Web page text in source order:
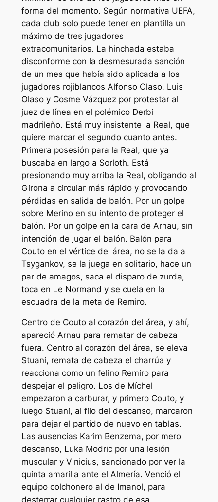
forma del momento. Según normativa UEFA,
cada club solo puede tener en plantilla un
máximo de tres jugadores
extracomunitarios. La hinchada estaba
disconforme con la desmesurada sanción
de un mes que había sido aplicada a los
jugadores rojiblancos Alfonso Olaso, Luis
Olaso y Cosme Vázquez por protestar al
juez de línea en el polémico Derbi
madrileño. Está muy insistente la Real, que
quiere marcar el segundo cuanto antes.
Primera posesión para la Real, que ya
buscaba en largo a Sorloth. Está
presionando muy arriba la Real, obligando al
Girona a circular más rápido y provocando
pérdidas en salida de balón. Por un golpe
sobre Merino en su intento de proteger el
balón. Por un golpe en la cara de Arnau, sin
intención de jugar el balón. Balón para
Couto en el vértice del área, no se la da a
Tsygankov, se la juega en solitario, hace un
par de amagos, saca el disparo de zurda,
toca en Le Normand y se cuela en la
escuadra de la meta de Remiro.
Centro de Couto al corazón del área, y ahí,
apareció Arnau para rematar de cabeza
fuera. Centro al corazón del área, se eleva
Stuani, remata de cabeza el charrúa y
reacciona como un felino Remiro para
despejar el peligro. Los de Míchel
empezaron a carburar, y primero Couto, y
luego Stuani, al filo del descanso, marcaron
para dejar el partido de nuevo en tablas.
Las ausencias Karim Benzema, por mero
descanso, Luka Modric por una lesión
muscular y Vinicius, sancionado por ver la
quinta amarilla ante el Almería. Venció el
equipo colchonero al de Imanol, para
desterrar cualquier rastro de esa